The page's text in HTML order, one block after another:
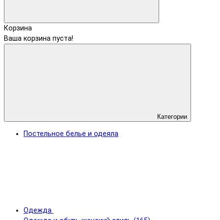
Корзина
Ваша корзина пуста!
Категории
Постельное белье и одеяла
Одежда